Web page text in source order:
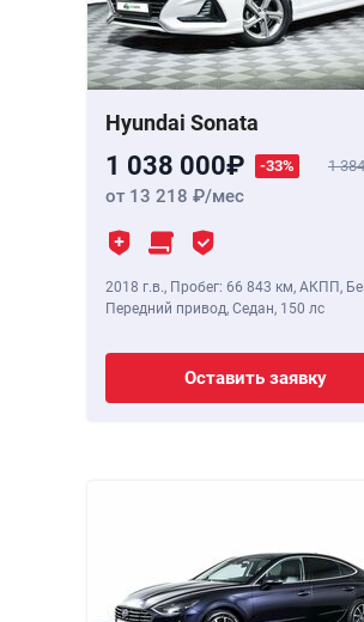
Hyundai Sonata
1 038 000 -33% 1
от 13 218 /мес
2018 г.в., Пробег: 66 843 км, АКПП,
Передний привод, Седан, 150 лс
Оставить заявку